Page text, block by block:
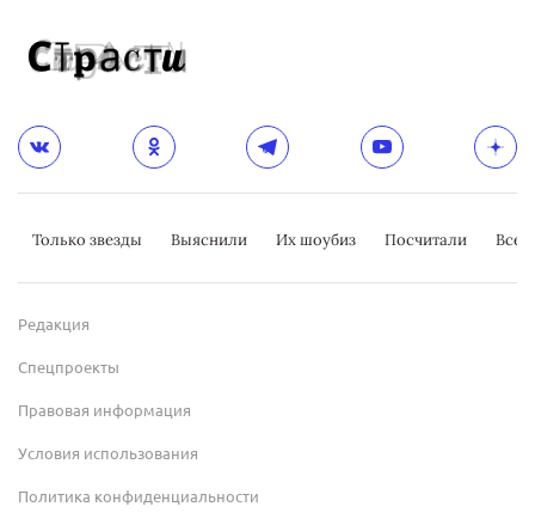
Только звезды Выяснили Их шоубиз Посчитали
Редакция
Спецпроекты
Правовая информация
Условия использования
Политика конфиденциальности